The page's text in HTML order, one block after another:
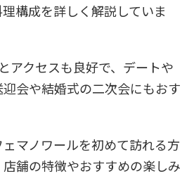
構成を詳しく解説していま
アクセスも良好で、デートや
会や結婚式の二次会にもおす
マノワールを初めて訪れる方
舗の特徴やおすすめの楽しみ